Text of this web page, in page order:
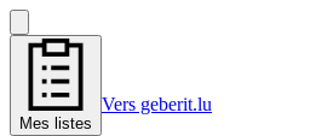
Mes listes
Vers geberit.lu